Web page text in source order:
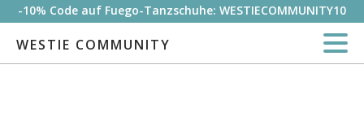
-10% Code auf Fuego-Tanzschuhe: WESTIECOMMUNITY10
WESTIE COMMUNITY